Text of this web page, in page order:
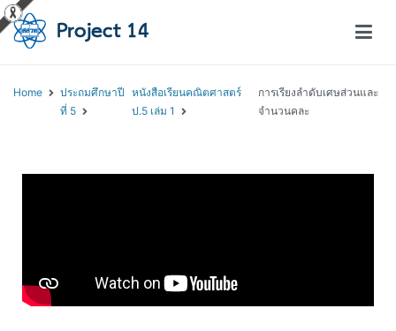
Home
ประถมศึกษาปี
ที่ 5
หนังสือเรียนคณิตศาสตร์
ป.5 เล่ม 1
การเรียงลำดับเศษส่วนและ
จำนวนคละ